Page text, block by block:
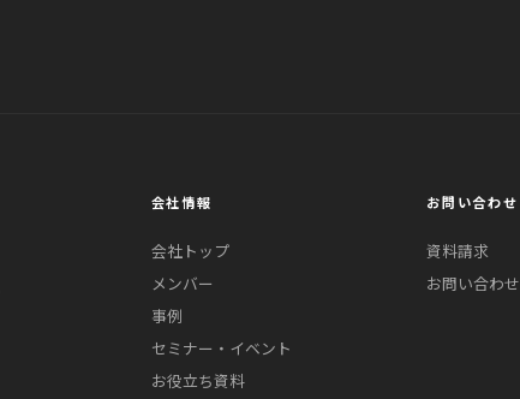
会社情報
会社トップ
メンバー
事例
セミナー・イベント
お役立ち資料
お問い合わせ
資料請求
お問い合わせ